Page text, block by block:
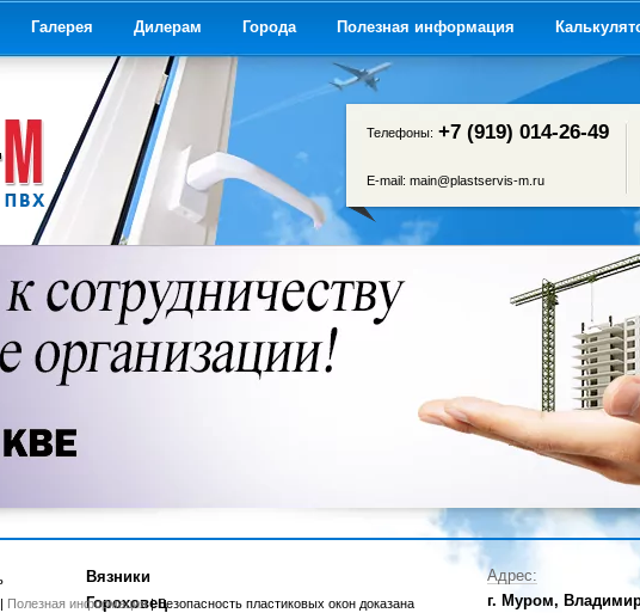
Телефоны: +7 (919) 014-26-49
E-mail: main@plastservis-m.ru
Галерея Дилерам Города Полезная информация
| Полезная информация| Безопасность пластиковых окон доказана
Вязники
Гороховец
Адрес:
г. Муром,